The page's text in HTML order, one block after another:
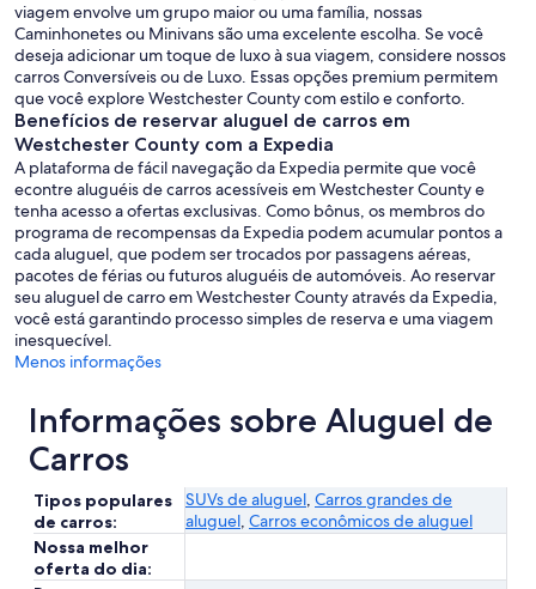
viagem envolve um grupo maior ou uma família, nossas
Caminhonetes ou Minivans são uma excelente escolha. Se você
deseja adicionar um toque de luxo à sua viagem, considere nossos
carros Conversíveis ou de Luxo. Essas opções premium permitem
que você explore Westchester County com estilo e conforto.
Benefícios de reservar aluguel de carros em
Westchester County com a Expedia
A plataforma de fácil navegação da Expedia permite que você
econtre aluguéis de carros acessíveis em Westchester County e
tenha acesso a ofertas exclusivas. Como bônus, os membros do
programa de recompensas da Expedia podem acumular pontos a
cada aluguel, que podem ser trocados por passagens aéreas,
pacotes de férias ou futuros aluguéis de automóveis. Ao reservar
seu aluguel de carro em Westchester County através da Expedia,
você está garantindo processo simples de reserva e uma viagem
inesquecível.
Menos informações
Informações sobre Aluguel de
Carros
Tipos populares
de carros:
SUVs de aluguel, Carros grandes de
aluguel, Carros econômicos de aluguel
Nossa melhor
oferta do dia: